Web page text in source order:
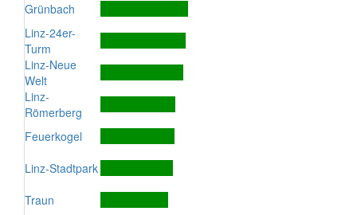
Grünbach
Linz-24er-
Turm
Linz-Neue
Welt
Linz-
Römerberg
Feuerkogel
Linz-Stadtpark
Traun